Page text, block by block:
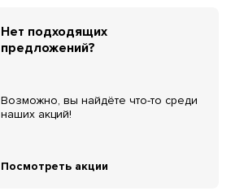
Нет подходящих
предложений?
Возможно, вы найдёте что-то среди
наших акций!
Посмотреть акции